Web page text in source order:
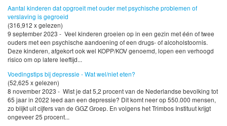
Aantal kinderen dat opgroeit met ouder met psychische problemen of
verslaving is gegroeid
(316,912 x gelezen)
9 september 2023 - Veel kinderen groeien op in een gezin met één of twee
ouders met een psychische aandoening of een drugs- of alcoholstoornis.
Deze kinderen, afgekort ook wel KOPP/KOV genoemd, lopen een verhoogd
risico om op latere leeftijd...
Voedingstips bij depressie - Wat wel/niet eten?
(52,625 x gelezen)
8 november 2023 - Wist je dat 5,2 procent van de Nederlandse bevolking tot
65 jaar in 2022 leed aan een depressie? Dit komt neer op 550.000 mensen,
zo blijkt uit cijfers van de GGZ Groep. En volgens het Trimbos Instituut krijgt
ongeveer 25 procent...